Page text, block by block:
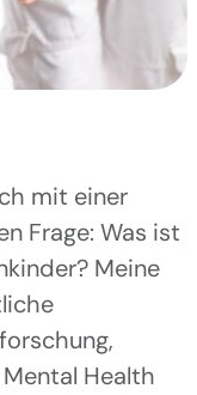
mit einer
Frage: Was ist
Meine
Health